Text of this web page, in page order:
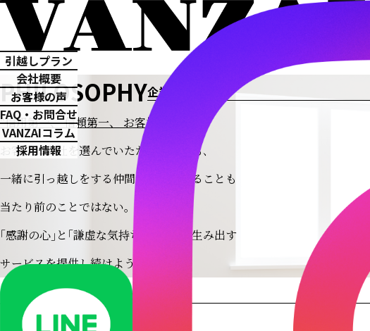
引越しプラン
会社概要
お客様の声
FAQ・お問合せ
VANZAIコラム
採用情報
PHILOSOPHY企業理念
“信用第一、 信頼第一、 お客様第一”
お客様に当社を選んでいただいたことも､
一緒に引っ越しをする仲間がいてくれることも
当たり前のことではない｡
｢感謝の心｣と｢謙虚な気持ち｣で感動を生み出す
サービスを提供し続けよう｡
ABOUT US 会社情報